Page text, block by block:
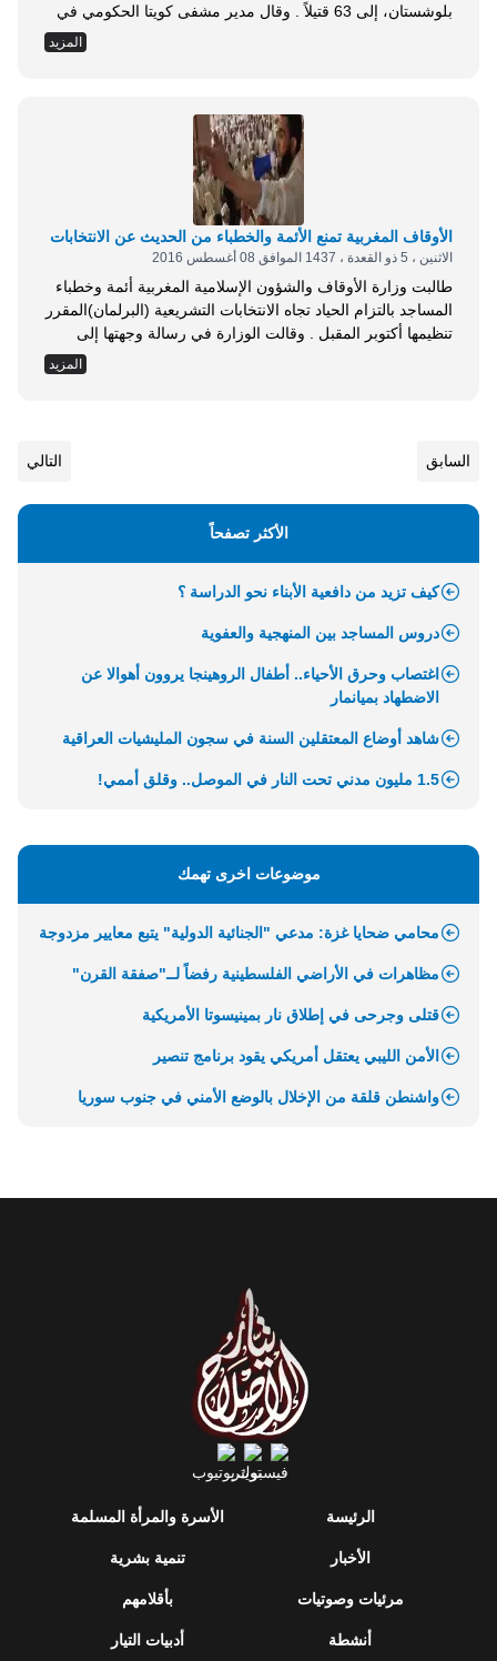
بلوشستان، إلى 63 قتيلاً . وقال مدير مشفى كويتا الحكومي في
تصريح صحفي، إن عدد ضحايا التفجير ارتفع إلى 63 قتيلًا . وأضاف
يتلقى حاليًا 92 شخصًا العلاج الطبي لدينا، وتتراوح إصاباتهم بين
المزيد
الأوقاف المغربية تمنع الأئمة والخطباء من الحديث عن الانتخابات
الاثنين ، 5 ذو القعدة ، 1437 الموافق 08 أغسطس 2016
طالبت وزارة الأوقاف والشؤون الإسلامية المغربية أئمة وخطباء
المساجد بالتزام الحياد تجاه الانتخابات التشريعية (البرلمان)المقرر
تنظيمها أكتوبر المقبل . وقالت الوزارة في رسالة وجهتها إلى
مختلف مساجد البلاد: يجب تفادي كل ما قد يُفهم منه صراحة أو
ضمنياً، القيام بدعوة لفائدة أو ضد أي مرشح أو هيئة سياسية أو
المزيد
السابق التالي
الأكثر تصفحاً
كيف تزيد من دافعية الأبناء نحو الدراسة ؟
دروس المساجد بين المنهجية والعفوية
اغتصاب وحرق الأحياء.. أطفال الروهينجا يروون أهوالا عن
الاضطهاد بميانمار
شاهد أوضاع المعتقلين السنة في سجون المليشيات العراقية
1.5 مليون مدني تحت النار في الموصل.. وقلق أممي!
موضوعات اخرى تهمك
محامي ضحايا غزة: مدعي "الجنائية الدولية" يتبع معايير مزدوجة
مظاهرات في الأراضي الفلسطينية رفضاً لــ"صفقة القرن"
قتلى وجرحى في إطلاق نار بمينيسوتا الأمريكية
الأمن الليبي يعتقل أمريكي يقود برنامج تنصير
واشنطن قلقة من الإخلال بالوضع الأمني في جنوب سوريا
الرئيسة
الأخبار
مرئيات وصوتيات
أنشطة
الأسرة والمرأة المسلمة
تنمية بشرية
بأقلامهم
أدبيات التيار